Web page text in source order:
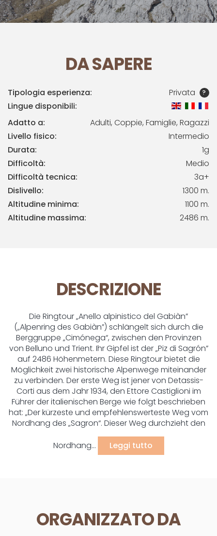
DA SAPERE
Tipologia esperienza: Privata ?
Lingue disponibili:
Adatto a:
Adulti, Coppie, Famiglie, Ragazzi
Livello fisico:
Intermedio
Durata:
1g
Difficoltà:
Medio
Difficoltà tecnica:
3a+
Dislivello:
1300 m.
Altitudine minima:
1100 m.
Altitudine massima:
2486 m.
DESCRIZIONE
Die Ringtour „Anello alpinistico del Gabiàn”
(„Alpenring des Gabiàn”) schlängelt sich durch die
Berggruppe „Cimónega“, zwischen den Provinzen
von Belluno und Trient. Ihr Gipfel ist der „Piz di Sagrón”
auf 2486 Höhenmetern. Diese Ringtour bietet die
Möglichkeit zwei historische Alpenwege miteinander
zu verbinden. Der erste Weg ist jener von Detassis-
Corti aus dem Jahr 1934, den Ettore Castiglioni im
Führer der italienischen Berge wie folgt beschrieben
hat: „Der kürzeste und empfehlenswerteste Weg vom
Nordhang des „Sagron“. Dieser Weg durchzieht den
Nordhang...
Leggi tutto
ORGANIZZATO DA